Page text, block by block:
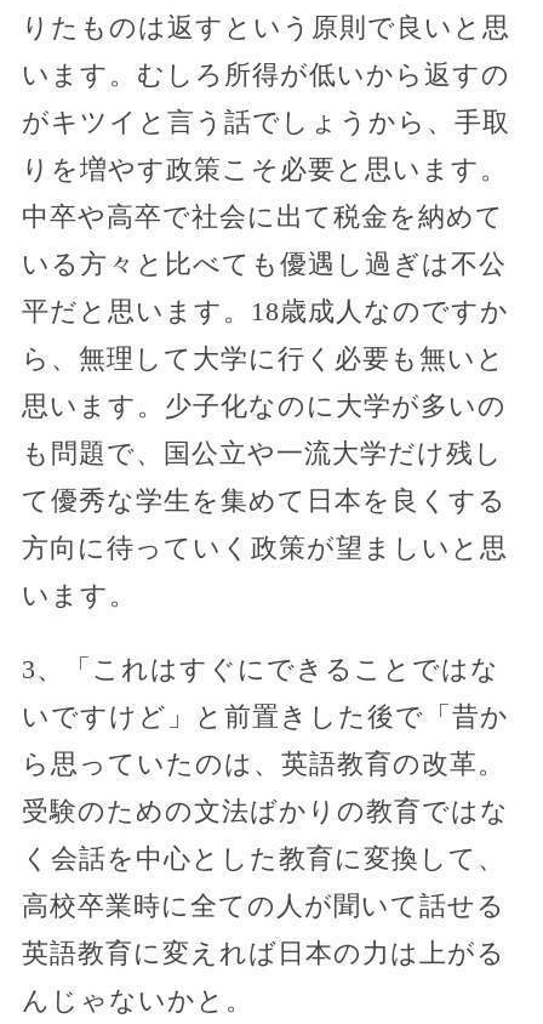
りたものは返すという原則で良いと思
います。むしろ所得が低いから返すの
がキツイと言う話でしょうから、手取
りを増やす政策こそ必要と思います。
中卒や高卒で社会に出て税金を納めて
いる方々と比べても優遇し過ぎは不公
平だと思います。18歳成人なのですか
ら、無理して大学に行く必要も無いと
思います。少子化なのに大学が多いの
も問題で、国公立や一流大学だけ残し
て優秀な学生を集めて日本を良くする
方向に待っていく政策が望ましいと思
います。
3、「これはすぐにできることではな
いですけど」と前置きした後で「昔か
ら思っていたのは、英語教育の改革。
受験のための文法ばかりの教育ではな
く会話を中心とした教育に変換して、
高校卒業時に全ての人が聞いて話せる
英語教育に変えれば日本の力は上がる
んじゃないかと。